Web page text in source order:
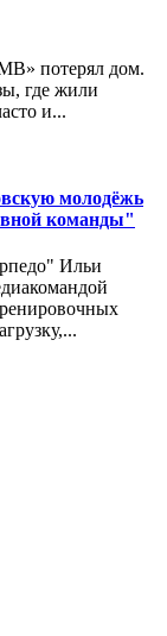
потерял дом.
где жили
и...
молодёжь
команды"
Ильи